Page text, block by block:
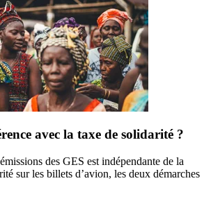
avec la taxe de solidarité ?
des GES est indépendante de la
sur les billets d’avion, les deux démarches